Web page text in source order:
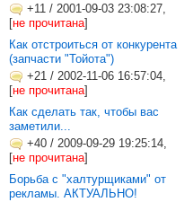
+11 / 2001-09-03 23:08:27,
[не прочитана]
Как отстроиться от конкурента
(запчасти "Тойота")
+21 / 2002-11-06 16:57:04,
[не прочитана]
Как сделать так, чтобы вас
заметили...
+40 / 2009-09-29 19:25:14,
[не прочитана]
Борьба с "халтурщиками" от
рекламы. АКТУАЛЬНО!